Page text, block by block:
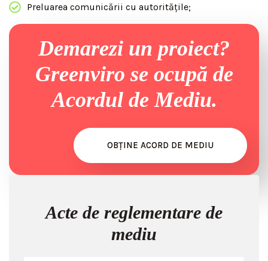
Preluarea comunicării cu autoritățile;
Demarezi un proiect?
Greenviro se ocupă de
Acordul de Mediu.
OBȚINE ACORD DE MEDIU
Acte de reglementare de
mediu